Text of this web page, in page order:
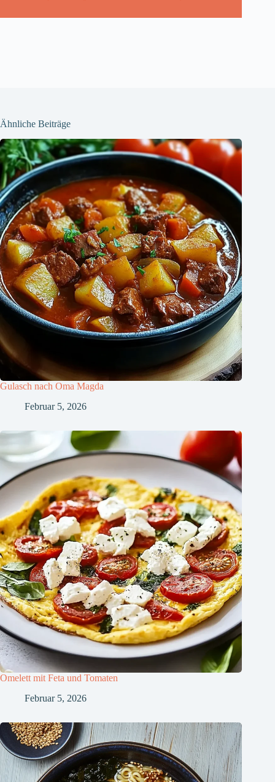
Ähnliche Beiträge
Gulasch nach Oma Magda
Februar 5, 2026
Omelett mit Feta und Tomaten
Februar 5, 2026